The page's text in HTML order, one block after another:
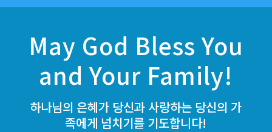
May God Bless You
and Your Family!
하나님의 은혜가 당신과 사랑하는 당신의 가
족에게 넘치기를 기도합니다!